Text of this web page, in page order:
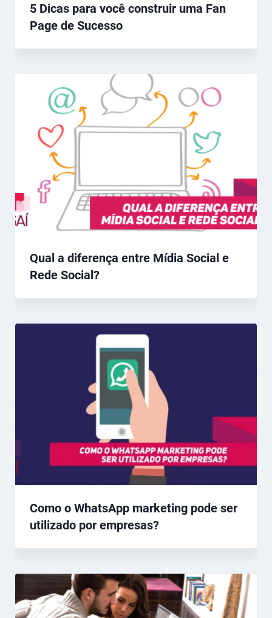
5 Dicas para você construir uma Fan
Page de Sucesso
Qual a diferença entre Mídia Social e
Rede Social?
Como o WhatsApp marketing pode ser
utilizado por empresas?